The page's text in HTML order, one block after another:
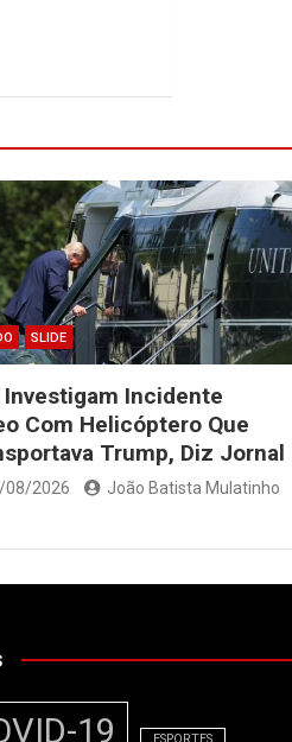
SLIDE
Investigam Incidente
Com Helicóptero Que
Trump, Diz Jornal
08/2026 João Batista Mulatinho
19 ESPORTES